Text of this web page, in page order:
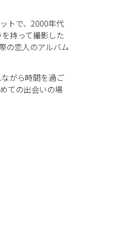
トで、2000年代
持って撮影した
の恋人のアルバム
がら時間を過ご
ての出会いの場